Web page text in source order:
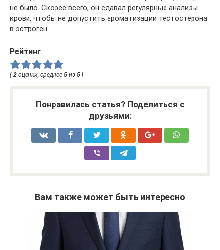
не было. Скорее всего, он сдавал регулярные анализы
крови, чтобы не допустить ароматизации тестостерона
в эстроген.
Рейтинг
(2 оценки, среднее 5 из 5 )
Понравилась статья? Поделиться с
друзьями:
Вам также может быть интересно